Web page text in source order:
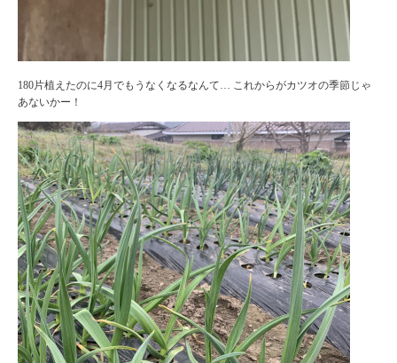
180片植えたのに4月でもうなくなるなんて… これからがカツオの季節じゃ
あないかー！